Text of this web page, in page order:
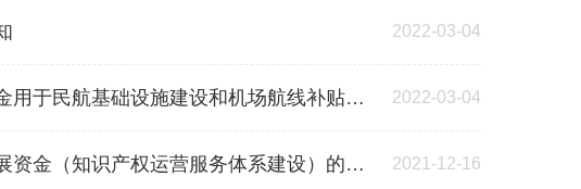
2022-03-04
航基础设施建设和机场航线补贴资金的通知 2022-03-04
（知识产权运营服务体系建设）的通知 2021-12-16